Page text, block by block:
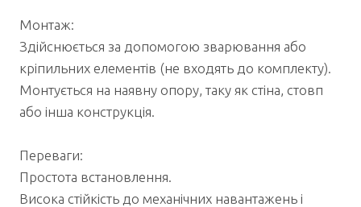
Монтаж:
Здійснюється за допомогою зварювання або
кріпильних елементів (не входять до комплекту).
Монтується на наявну опору, таку як стіна, стовп
або інша конструкція.
Переваги:
Простота встановлення.
Висока стійкість до механічних навантажень і